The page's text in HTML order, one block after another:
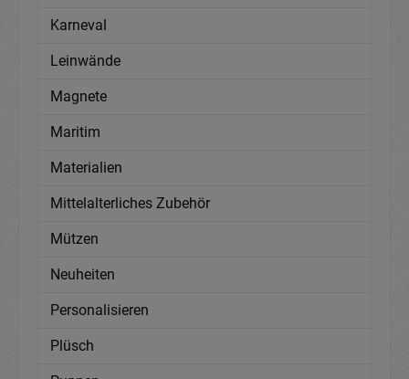
Karneval
Leinwände
Magnete
Maritim
Materialien
Mittelalterliches Zubehör
Mützen
Neuheiten
Personalisieren
Plüsch